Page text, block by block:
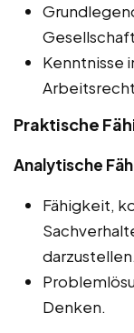
Kenntnisse
Praktische
Analytische
Fähigkeit,
darzustellen.
Denken.